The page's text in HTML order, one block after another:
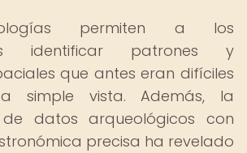
permiten a los
identificar patrones y
que antes eran difíciles
simple vista. Además, la
datos arqueológicos con
precisa ha revelado